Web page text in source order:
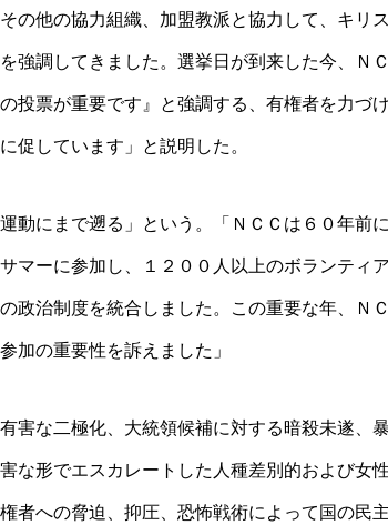
の他の協力組織、 加盟教派と協力して、キリ
強調してきました。 選挙日が到来した今、Ｎ
投票が重要です』 と強調する、有権者を力づ
促しています」と説明した。
動にまで遡る」という。「ＮＣＣは６０年前
マーに参加し、 １２００人以上のボランティ
政治制 度を統合しました。この重要な年、Ｎ
加の重要性を訴えました 」
害な二極化、大統領候補に対する暗殺未遂、
な形でエスカレー トした人種差別的および女
者への脅迫、抑圧、恐怖戦術によって国の民